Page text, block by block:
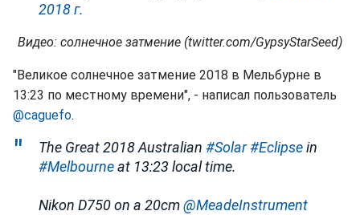
2018 г.
Видео: солнечное затмение (twitter.com/GypsyStarSeed)
"Великое солнечное затмение 2018 в Мельбурне в
13:23 по местному времени", - написал пользователь
@caguefo.
The Great 2018 Australian #Solar#Eclipsein
#Melbourneat 13:23 local time.
Nikon D750 on a 20cm@MeadeInstrument